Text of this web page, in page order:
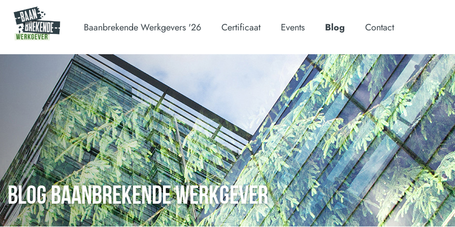
Baanbrekende Werkgevers '26 Certificaat Events Blog Contact
BLOG BAANBREKENDE WERKGEVER